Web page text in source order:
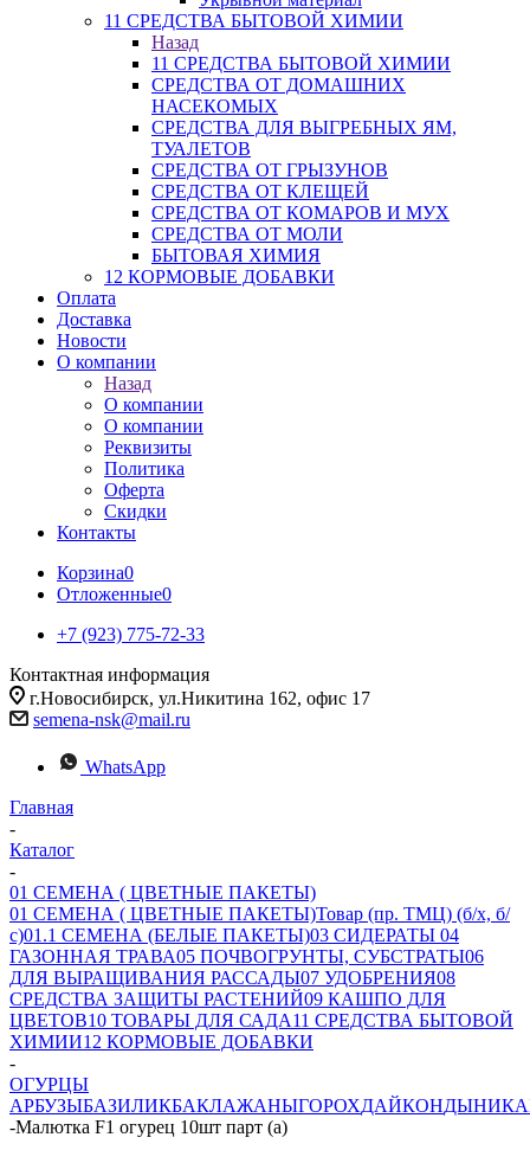
11 СРЕДСТВА БЫТОВОЙ ХИМИИ
Назад
11 СРЕДСТВА БЫТОВОЙ ХИМИИ
СРЕДСТВА ОТ ДОМАШНИХ
НАСЕКОМЫХ
СРЕДСТВА ДЛЯ ВЫГРЕБНЫХ ЯМ,
ТУАЛЕТОВ
СРЕДСТВА ОТ ГРЫЗУНОВ
СРЕДСТВА ОТ КЛЕЩЕЙ
СРЕДСТВА ОТ КОМАРОВ И МУХ
СРЕДСТВА ОТ МОЛИ
БЫТОВАЯ ХИМИЯ
12 КОРМОВЫЕ ДОБАВКИ
Оплата
Доставка
Новости
О компании
Назад
О компании
О компании
Реквизиты
Политика
Оферта
Скидки
Контакты
Корзина0
Отложенные0
+7 (923) 775-72-33
Контактная информация
г.Новосибирск, ул.Никитина 162, офис 17
semena-nsk@mail.ru
WhatsApp
Главная
-
Каталог
-
01 СЕМЕНА ( ЦВЕТНЫЕ ПАКЕТЫ)
01 СЕМЕНА ( ЦВЕТНЫЕ ПАКЕТЫ)Товар (пр. ТМЦ) (б/х, б/
с)01.1 СЕМЕНА (БЕЛЫЕ ПАКЕТЫ)03 СИДЕРАТЫ 04
ГАЗОННАЯ ТРАВА05 ПОЧВОГРУНТЫ, СУБСТРАТЫ06
ДЛЯ ВЫРАЩИВАНИЯ РАССАДЫ07 УДОБРЕНИЯ08
СРЕДСТВА ЗАЩИТЫ РАСТЕНИЙ09 КАШПО ДЛЯ
ЦВЕТОВ10 ТОВАРЫ ДЛЯ САДА11 СРЕДСТВА БЫТОВОЙ
ХИМИИ12 КОРМОВЫЕ ДОБАВКИ
-
ОГУРЦЫ
АРБУЗЫБАЗИЛИКБАКЛАЖАНЫГОРОХДАЙКОНДЫНИ
-Малютка F1 огурец 10шт парт (а)